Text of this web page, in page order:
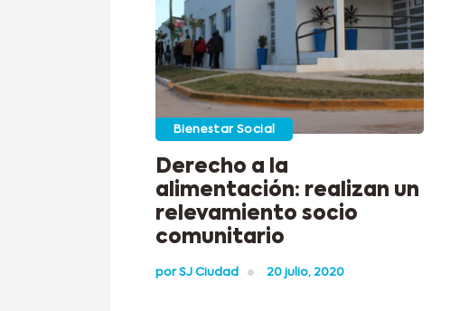
Bienestar Social
Derecho a la
alimentación: realizan un
relevamiento socio
comunitario
porSJ Ciudad 20 julio, 2020